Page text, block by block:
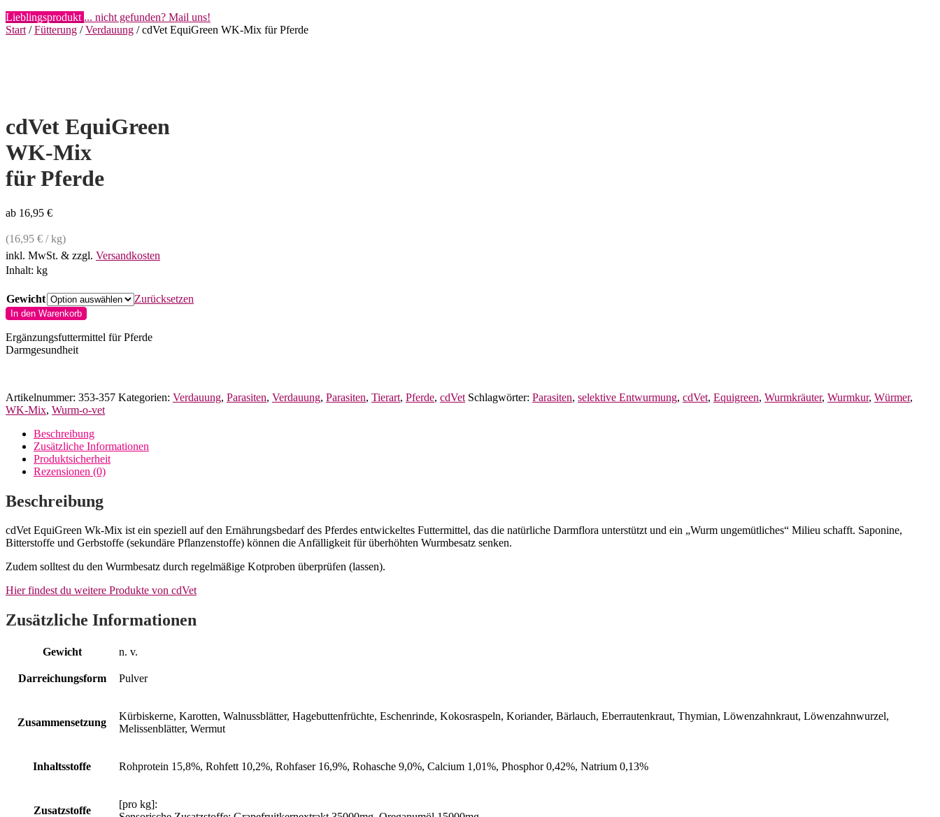
Lieblingsprodukt ... nicht gefunden? Mail uns!
Start /Fütterung /Verdauung / cdVet EquiGreen WK-Mix für Pferde
cdVet EquiGreen
WK-Mix
für Pferde
ab 16,95 €
(16,95 € /kg)
inkl. MwSt. & zzgl. Versandkosten
Inhalt: kg
Gewicht
Zurücksetzen
cdVet
WK-
Mix
In den Warenkorb
Ergänzungsfuttermittel für Pferde
Darmgesundheit
Artikelnummer: 353-357 Kategorien: Verdauung, Parasiten, Verdauung, Parasiten, Tierart, Pferde, cdVet Schlagwörter: Parasiten, selektive Entwurmung, cdVet, Equigreen, Wurmkräuter, Wurmkur, Würmer,
WK-Mix, Wurm-o-vet
Beschreibung
Zusätzliche Informationen
Produktsicherheit
Rezensionen (0)
Beschreibung
cdVet EquiGreen Wk-Mix ist ein speziell auf den Ernährungsbedarf des Pferdes entwickeltes Futtermittel, das die natürliche Darmflora unterstützt und ein „Wurm ungemütliches“ Milieu schafft. Saponine,
Bitterstoffe und Gerbstoffe (sekundäre Pflanzenstoffe) können die Anfälligkeit für überhöhten Wurmbesatz senken.
Zudem solltest du den Wurmbesatz durch regelmäßige Kotproben überprüfen (lassen).
Hier findest du weitere Produkte von cdVet
Zusätzliche Informationen
Gewicht n. v.
Darreichungsform Pulver
Zusammensetzung
Kürbiskerne, Karotten, Walnussblätter, Hagebuttenfrüchte, Eschenrinde, Kokosraspeln, Koriander, Bärlauch, Eberrautenkraut, Thymian, Löwenzahnkraut, Löwenzahnwurzel,
Melissenblätter, Wermut
Inhaltsstoffe Rohprotein 15,8%, Rohfett 10,2%, Rohfaser 16,9%, Rohasche 9,0%, Calcium 1,01%, Phosphor 0,42%, Natrium 0,13%
Zusatzstoffe
[pro kg]: